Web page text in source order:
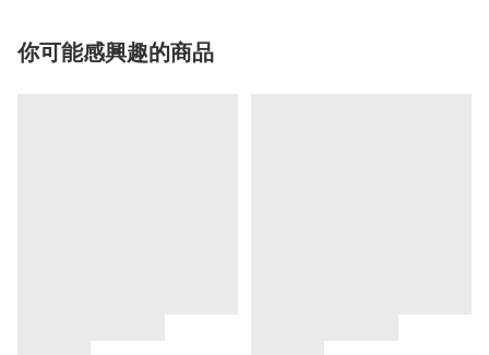
你可能感興趣的商品